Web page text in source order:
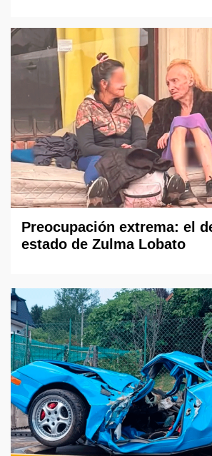
Preocupación extrema: el
estado de Zulma Lobato